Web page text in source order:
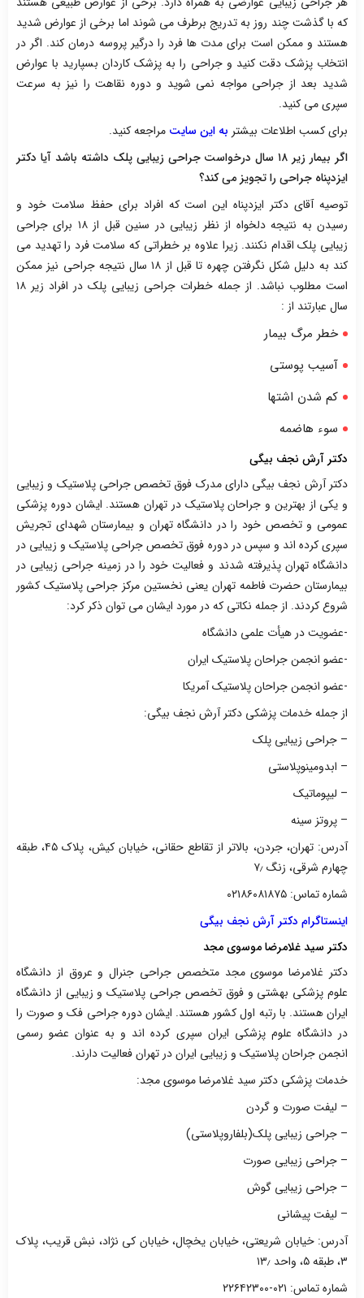
که با گذشت چند روز به تدریج برطرف می شوند اما برخی از عوارض شدید
هستند و ممکن است برای مدت ها فرد را درگیر پروسه درمان کند. اگر در
انتخاب پزشک دقت کنید و جراحی را به پزشک کاردان بسپارید با عوارض
شدید بعد از جراحی مواجه نمی شوید و دوره نقاهت را نیز به سرعت
سپری می کنید.
برای کسب اطلاعات بیشتر به این سایت مراجعه کنید.
اگر بیمار زیر ۱۸ سال درخواست جراحی زیبایی پلک داشته باشد آیا دکتر
ایزدپناه جراحی را تجویز می کند؟
توصیه آقای دکتر ایزدپناه این است که افراد برای حفظ سلامت خود و
رسیدن به نتیجه دلخواه از نظر زیبایی در سنین قبل از ۱۸ برای جراحی
زیبایی پلک اقدام نکنند. زیرا علاوه بر خطراتی که سلامت فرد را تهدید می
کند به دلیل شکل نگرفتن چهره تا قبل از ۱۸ سال نتیجه جراحی نیز ممکن
است مطلوب نباشد. از جمله خطرات جراحی زیبایی پلک در افراد زیر ۱۸
سال عبارتند از :
خطر مرگ بیمار
آسیب پوستی
کم شدن اشتها
سوء هاضمه
دکتر آرش نجف بیگی
دکتر آرش نجف بیگی دارای مدرک فوق تخصص جراحی پلاستیک و زیبایی
و یکی از بهترین و جراحان پلاستیک در تهران هستند. ایشان دوره پزشکی
عمومی و تخصص خود را در دانشگاه تهران و بیمارستان شهدای تجریش
سپری کرده اند و سپس در دوره فوق تخصص جراحی پلاستیک و زیبایی در
دانشگاه تهران پذیرفته شدند و فعالیت خود را در زمینه جراحی زیبایی در
بیمارستان حضرت فاطمه تهران یعنی نخستین مرکز جراحی پلاستیک کشور
شروع کردند. از جمله نکاتی که در مورد ایشان می توان ذکر کرد:
-عضویت در هیأت علمی دانشگاه
-عضو انجمن جراحان پلاستیک ایران
-عضو انجمن جراحان پلاستیک آمریکا
از جمله خدمات پزشکی دکتر آرش نجف بیگی:
– جراحی زیبایی پلک
– ابدومینوپلاستی
– لیپوماتیک
– پروتز سینه
آدرس: تهران، جردن، بالاتر از تقاطع حقانی، خیابان کیش، پلاک ۴۵، طبقه
چهارم شرقی، زنگ ۷٫
شماره تماس: ۰۲۱۸۶۰۸۱۸۷۵
اینستاگرام دکتر آرش نجف بیگی
دکتر سید غلامرضا موسوی مجد
دکتر غلامرضا موسوی مجد متخصص جراحی جنرال و عروق از دانشگاه
علوم پزشکی بهشتی و فوق تخصص جراحی پلاستیک و زیبایی از دانشگاه
ایران هستند. با رتبه اول کشور هستند. ایشان دوره جراحی فک و صورت را
در دانشگاه علوم پزشکی ایران سپری کرده اند و به عنوان عضو رسمی
انجمن جراحان پلاستیک و زیبایی ایران در تهران فعالیت دارند.
خدمات پزشکی دکتر سید غلامرضا موسوی مجد:
– لیفت صورت و گردن
– جراحی زیبایی پلک(بلفاروپلاستی)
– جراحی زیبایی صورت
– جراحی زیبایی گوش
– لیفت پیشانی
آدرس: خیابان شریعتی، خیابان یخچال، خیابان کی نژاد، نبش قریب، پلاک
۳، طبقه ۵، واحد ۱۳٫
شماره تماس: ۰۲۱-۲۲۶۴۲۳۰۰